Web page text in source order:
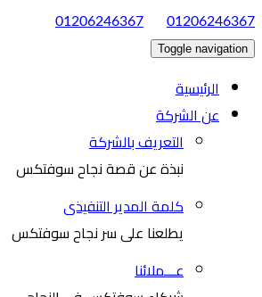
01206246367
01206246367
Toggle navigation
الرئيسية
عن الشركة
التعريف بالشركة
نبذة عن قصة نجاح سوفتكس
كلمة المدير التنفيذى
يطلعنا على سر نجاح سوفتكس
عـــملائنا